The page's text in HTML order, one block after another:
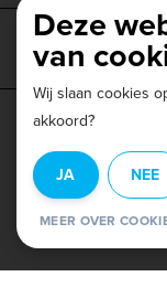
Privacy beleid
© Copyright 2026
Beoordeling op
Deze
van
Wij slaan cookies
akkoord?
JA NEE
MEER OVER